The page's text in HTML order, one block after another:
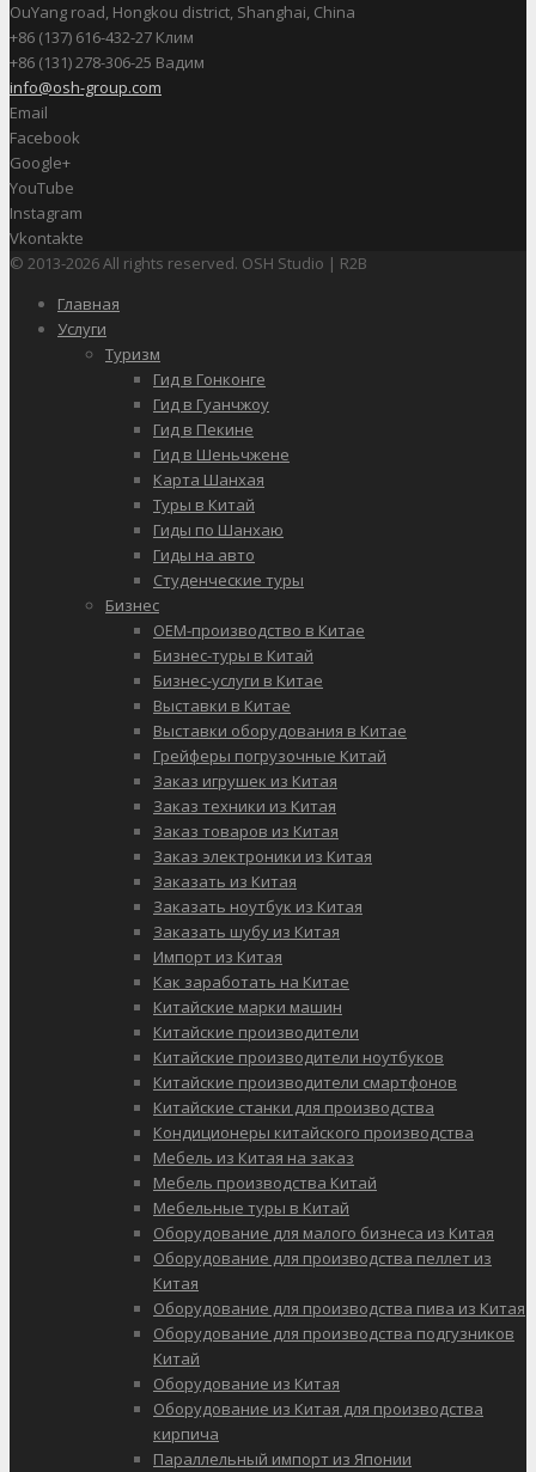
OuYang road, Hongkou district, Shanghai, China
+86 (137) 616-432-27 Клим
+86 (131) 278-306-25 Вадим
info@osh-group.com
Email
Facebook
Google+
YouTube
Instagram
Vkontakte
© 2013-2026 All rights reserved. OSH Studio | R2B
Главная
Услуги
Туризм
Гид в Гонконге
Гид в Гуанчжоу
Гид в Пекине
Гид в Шеньчжене
Карта Шанхая
Туры в Китай
Гиды по Шанхаю
Гиды на авто
Студенческие туры
Бизнес
OEM-производство в Китае
Бизнес-туры в Китай
Бизнес-услуги в Китае
Выставки в Китае
Выставки оборудования в Китае
Грейферы погрузочные Китай
Заказ игрушек из Китая
Заказ техники из Китая
Заказ товаров из Китая
Заказ электроники из Китая
Заказать из Китая
Заказать ноутбук из Китая
Заказать шубу из Китая
Импорт из Китая
Как заработать на Китае
Китайские марки машин
Китайские производители
Китайские производители ноутбуков
Китайские производители смартфонов
Китайские станки для производства
Кондиционеры китайского производства
Мебель из Китая на заказ
Мебель производства Китай
Мебельные туры в Китай
Оборудование для малого бизнеса из Китая
Оборудование для производства пеллет из
Китая
Оборудование для производства пива из Китая
Оборудование для производства подгузников
Китай
Оборудование из Китая
Оборудование из Китая для производства
кирпича
Параллельный импорт из Японии